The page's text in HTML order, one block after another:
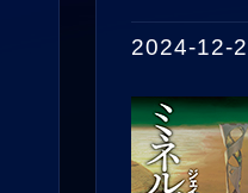
2024-12-